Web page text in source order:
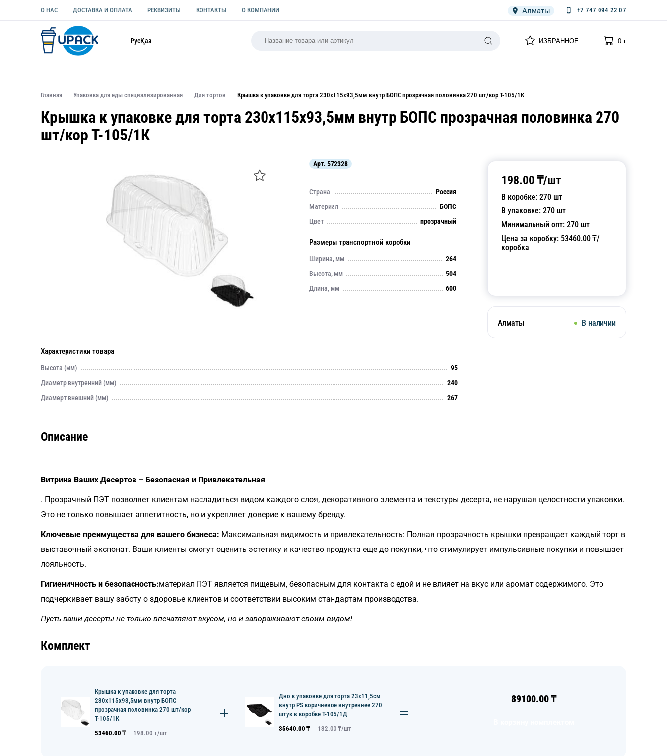
О НАС ДОСТАВКА И ОПЛАТА РЕКВИЗИТЫ КОНТАКТЫ О КОМПАНИИ Алматы +7 747 094 22 07
РусҚаз ИЗБРАННОЕ
0
0₸
Главная Упаковка для еды специализированная Для тортов Крышка к упаковке для торта 230х115х93,5мм внутр БОПС прозрачная половинка 270 шт/кор Т-105/1К
Крышка к упаковке для торта 230х115х93,5мм внутр БОПС прозрачная половинка 270
шт/кор Т-105/1К
198.00 ₸/шт
В коробке: 270 шт
В упаковке: 270 шт
Минимальный опт: 270 шт
Цена за коробку: 53460.00₸/
коробка
Алматы В наличии
Арт. 572328
Страна
Россия
Материал
БОПС
Цвет
прозрачный
Размеры транспортной коробки
Ширина, мм
264
Высота, мм
504
Длина, мм
600
Характеристики товара
Высота (мм)
95
Диаметр внутренний (мм)
240
Диамерт внешний (мм)
267
Описание
Витрина Ваших Десертов – Безопасная и Привлекательная
. Прозрачный ПЭТ позволяет клиентам насладиться видом каждого слоя, декоративного элемента и текстуры десерта, не нарушая целостности упаковки.
Это не только повышает аппетитность, но и укрепляет доверие к вашему бренду.
Ключевые преимущества для вашего бизнеса: Максимальная видимость и привлекательность: Полная прозрачность крышки превращает каждый торт в
выставочный экспонат. Ваши клиенты смогут оценить эстетику и качество продукта еще до покупки, что стимулирует импульсивные покупки и повышает
лояльность.
Гигиеничность и безопасность:материал ПЭТ является пищевым, безопасным для контакта с едой и не влияет на вкус или аромат содержимого. Это
подчеркивает вашу заботу о здоровье клиентов и соответствии высоким стандартам производства.
Пусть ваши десерты не только впечатляют вкусом, но и завораживают своим видом!
Комплект
Крышка к упаковке для торта
230х115х93,5мм внутр БОПС
прозрачная половинка 270 шт/кор
Т-105/1К
53460.00 ₸ 198.00 ₸/шт
Дно к упаковке для торта 23х11,5см
внутр PS коричневое внутреннее 270
штук в коробке Т-105/1Д
35640.00 ₸ 132.00 ₸/шт
89100.00₸